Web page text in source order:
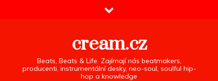
cream.cz
Beats, Beats & Life. Zajímají nás beatmakers,
producenti, instrumentální desky, neo-soul, soulful hip-
hop a knowledge